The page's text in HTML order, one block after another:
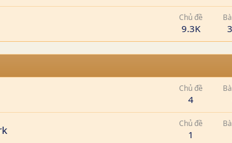
Chủ đề
9.3K
Chủ đề
4
Chủ đề
1